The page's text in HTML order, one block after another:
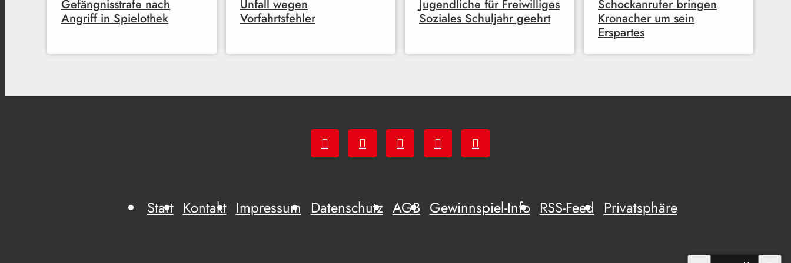
Gefängnisstrafe nach
Angriff in Spielothek
Unfall wegen
Vorfahrtsfehler
Jugendliche für Freiwilliges
Soziales Schuljahr geehrt
Schockanrufer bringen
Kronacher um sein
Erspartes
Start Kontakt Impressum Datenschutz AGB Gewinnspiel-Info RSS-Feed Privatsphäre